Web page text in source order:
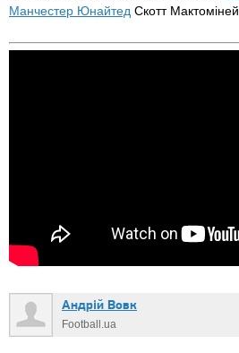
Манчестер Юнайтед Скотт Мактоміней.
Андрій Вовк
Football.ua